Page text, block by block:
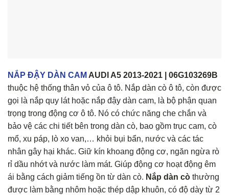
NẮP ĐẬY DÀN CAM AUDI A5 2013-2021 | 06G103269B
thuộc hệ thống thân vỏ của ô tô. Nắp dàn cò ô tô, còn được
gọi là nắp quy lát hoặc nắp đậy dàn cam, là bộ phận quan
trọng trong động cơ ô tô. Nó có chức năng che chắn và
bảo vệ các chi tiết bên trong dàn cò, bao gồm trục cam, cò
mổ, xu páp, lò xo van,… khỏi bụi bẩn, nước và các tác
nhân gây hại khác. Giữ kín khoang động cơ, ngăn ngừa rò
rỉ dầu nhớt và nước làm mát. Giúp động cơ hoạt động êm
ái bằng cách giảm tiếng ồn từ dàn cò. Nắp dàn cò thường
được làm bằng nhôm hoặc thép dập khuôn, có độ dày từ 2